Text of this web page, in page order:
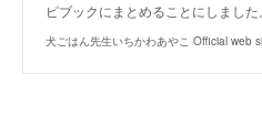
ピブックにまとめることにしました。
犬ごはん先生いちかわあやこ Official web